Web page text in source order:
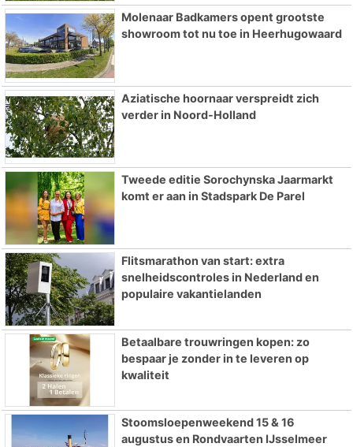
Molenaar Badkamers opent grootste
showroom tot nu toe in Heerhugowaard
Aziatische hoornaar verspreidt zich
verder in Noord-Holland
Tweede editie Sorochynska Jaarmarkt
komt er aan in Stadspark De Parel
Flitsmarathon van start: extra
snelheidscontroles in Nederland en
populaire vakantielanden
Betaalbare trouwringen kopen: zo
bespaar je zonder in te leveren op
kwaliteit
Stoomsloepenweekend 15 & 16
augustus en Rondvaarten IJsselmeer